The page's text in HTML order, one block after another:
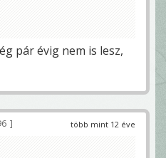
pár évig nem is lesz,
több mint 12 éve